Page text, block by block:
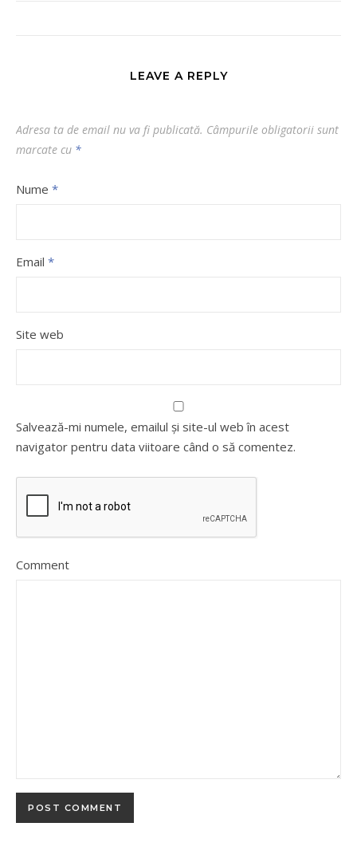
LEAVE A REPLY
Adresa ta de email nu va fi publicată. Câmpurile obligatorii sunt
marcate cu *
Nume *
Email *
Site web
Salvează-mi numele, emailul și site-ul web în acest
navigator pentru data viitoare când o să comentez.
Comment